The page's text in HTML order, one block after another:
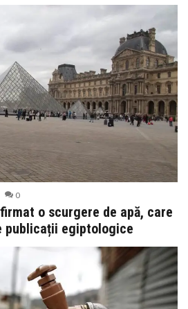
0
o scurgere de apă, care
publicații egiptologice